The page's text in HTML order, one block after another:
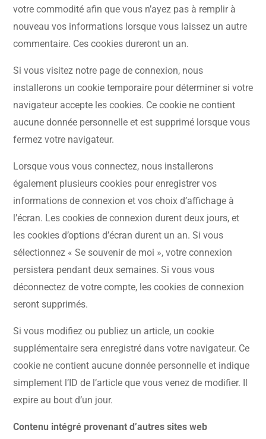
votre commodité afin que vous n’ayez pas à remplir à
nouveau vos informations lorsque vous laissez un autre
commentaire. Ces cookies dureront un an.
Si vous visitez notre page de connexion, nous
installerons un cookie temporaire pour déterminer si votre
navigateur accepte les cookies. Ce cookie ne contient
aucune donnée personnelle et est supprimé lorsque vous
fermez votre navigateur.
Lorsque vous vous connectez, nous installerons
également plusieurs cookies pour enregistrer vos
informations de connexion et vos choix d’affichage à
l’écran. Les cookies de connexion durent deux jours, et
les cookies d’options d’écran durent un an. Si vous
sélectionnez « Se souvenir de moi », votre connexion
persistera pendant deux semaines. Si vous vous
déconnectez de votre compte, les cookies de connexion
seront supprimés.
Si vous modifiez ou publiez un article, un cookie
supplémentaire sera enregistré dans votre navigateur. Ce
cookie ne contient aucune donnée personnelle et indique
simplement l’ID de l’article que vous venez de modifier. Il
expire au bout d’un jour.
Contenu intégré provenant d’autres sites web